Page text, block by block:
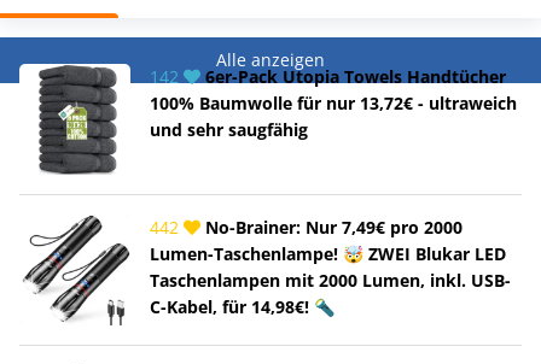
Alle anzeigen
142
6er-Pack Utopia Towels Handtücher
100% Baumwolle für nur 13,72€ - ultraweich
und sehr saugfähig
442
No-Brainer: Nur 7,49€ pro 2000
Lumen-Taschenlampe! 🤯 ZWEI Blukar LED
Taschenlampen mit 2000 Lumen, inkl. USB-
C-Kabel, für 14,98€! 🔦